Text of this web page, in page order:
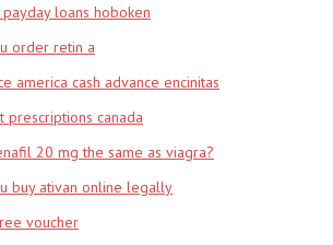
loans hoboken
order retin a
america cash advance encinitas
prescriptions canada
20 mg the same as viagra?
buy ativan online legally
voucher